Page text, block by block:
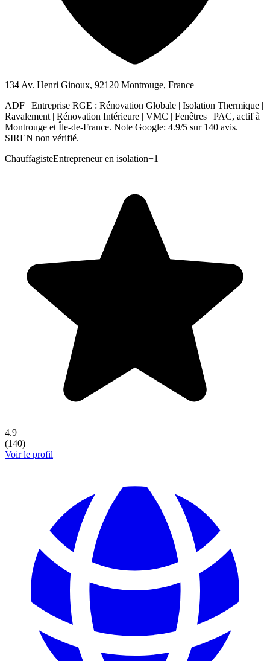
134 Av. Henri Ginoux, 92120 Montrouge, France
ADF | Entreprise RGE : Rénovation Globale | Isolation Thermique |
Ravalement | Rénovation Intérieure | VMC | Fenêtres | PAC, actif à
Montrouge et Île-de-France. Note Google: 4.9/5 sur 140 avis.
SIREN non vérifié.
ChauffagisteEntrepreneur en isolation+1
4.9
(140)
Voir le profil